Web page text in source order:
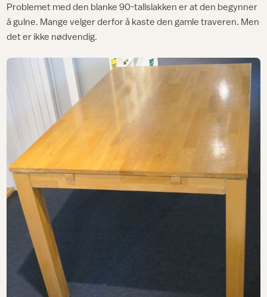
Problemet med den blanke 90-tallslakken er at den begynner
å gulne. Mange velger derfor å kaste den gamle traveren. Men
det er ikke nødvendig.